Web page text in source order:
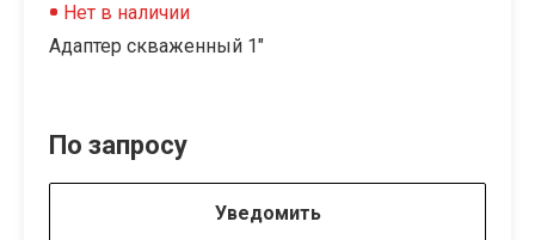
Нет в наличии
Адаптер скваженный 1"
По запросу
Уведомить